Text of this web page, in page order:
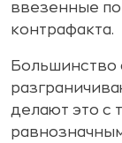
ввезенные по
контрафакта.
Большинство
делают это с